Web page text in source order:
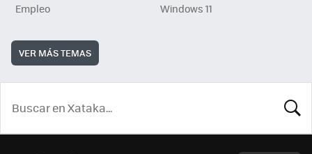
Empleo
Windows 11
VER MÁS TEMAS